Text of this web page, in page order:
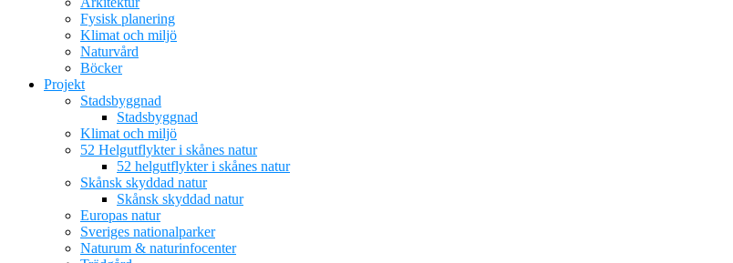
Fysisk planering
Klimat och miljö
Naturvård
Böcker
Projekt
Stadsbyggnad
Stadsbyggnad
Klimat och miljö
52 Helgutflykter i skånes natur
52 helgutflykter i skånes natur
Skånsk skyddad natur
Skånsk skyddad natur
Europas natur
Sveriges nationalparker
Naturum & naturinfocenter